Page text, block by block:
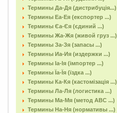
Термины Да-Дя (дистрибуція...)
Термины Еа-Ея (експортер ...)
Термины Єа-Єя (єдиний ...)
Термины Жа-Жя (живой груз ...)
Термины За-Зя (запасы ...)
Термины Иа-Ия (издержки ...)
Термины Іа-Ія (імпортер ...)
Термины Їа-Їя (їздка ...)
Термины Ка-Кя (кастомізація ...)
Термины Ла-Ля (логистика ...)
Термины Ма-Мя (метод АВС ...)
Термины На-Ня (нормативы ...)